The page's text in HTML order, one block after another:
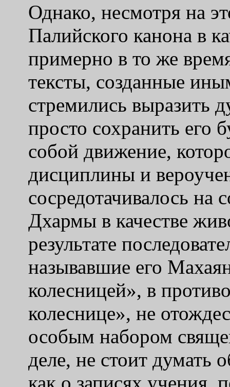
Однако, несмотря на
Палийского канона в
примерно в то же
тексты, созданные
стремились выразить
просто сохранить его
собой движение,
дисциплины и
сосредотачивалось на
Дхармы в качестве
результате
называвшие его
колесницей», в
колеснице», не
особым набором
деле, не стоит думать
как о записях учения,